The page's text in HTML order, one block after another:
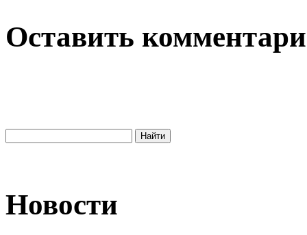
Оставить
Новости